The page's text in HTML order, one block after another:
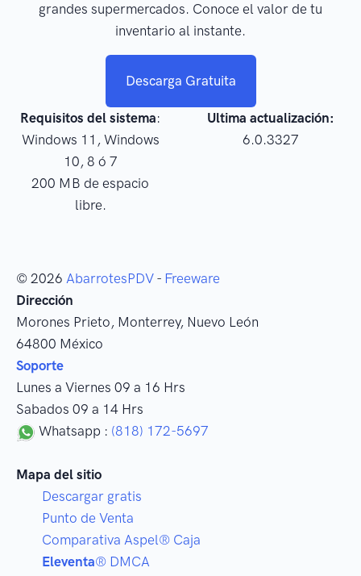
grandes supermercados. Conoce el valor de tu
inventario al instante.
Descarga Gratuita
Requisitos del sistema:
Windows 11, Windows
10, 8 ó 7
200 MB de espacio
libre.
Ultima actualización:
6.0.3327
© 2026 AbarrotesPDV - Freeware
Dirección
Morones Prieto, Monterrey, Nuevo León
64800 México
Soporte
Lunes a Viernes 09 a 16 Hrs
Sabados 09 a 14 Hrs
Whatsapp : (818) 172-5697
Mapa del sitio
Descargar gratis
Punto de Venta
Comparativa Aspel® Caja
Eleventa® DMCA